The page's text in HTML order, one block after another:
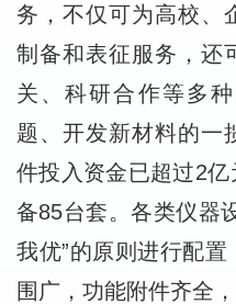
务，不仅可为高校、
制备和表征服务，还
关、科研合作等多
题、开发新材料的一
件投入资金已超过2
备85台套。各类仪器
我优”的原则进行配
围广，功能附件齐全